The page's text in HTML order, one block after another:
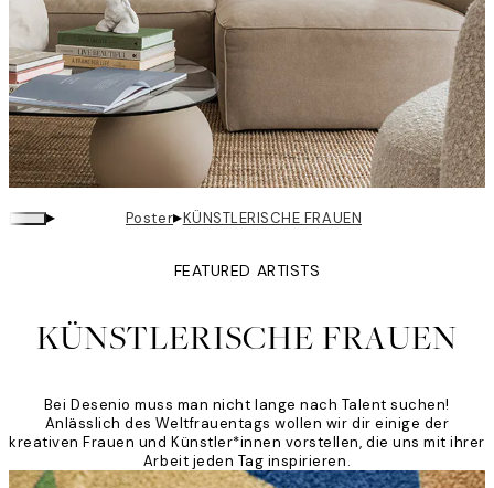
▸ Poster▸KÜNSTLERISCHE FRAUEN
FEATURED ARTISTS
KÜNSTLERISCHE FRAUEN
Bei Desenio muss man nicht lange nach Talent suchen!
Anlässlich des Weltfrauentags wollen wir dir einige der
kreativen Frauen und Künstler*innen vorstellen, die uns mit ihrer
Arbeit jeden Tag inspirieren.